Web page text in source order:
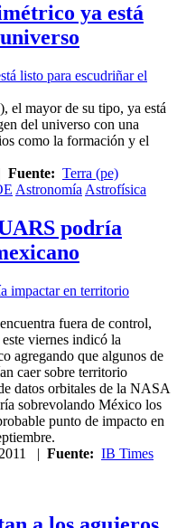
ya está
mayor de su tipo, ya está
del universo con una
como la formación y el
Fuente: Terra (pe)
Astronomía Astrofísica
podría
fuera de control,
viernes indicó la
agregando que algunos de
caer sobre territorio
datos orbitales de la NASA
sobrevolando México los
punto de impacto en
| Fuente: IB Times